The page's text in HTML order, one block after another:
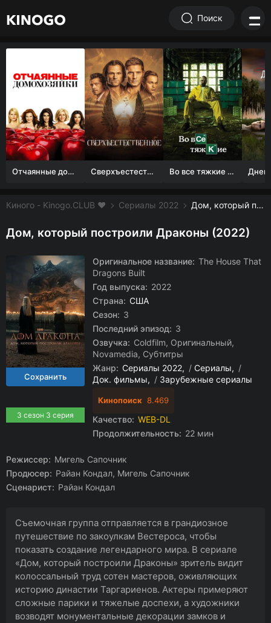
Поиск
Отчаянные домохозяйки (1 сезон) Сверхъестественное Во все тяжкие 1-5 сезон
Киного - Kinogo.CLUB ❤️ Сериалы 2022 Дом, который построили Драконы смотреть онлайн бесплатно
Дом, который построили Драконы (2022)
3 сезон 3 серия
Оригинальное название: The House That
Dragons Built
Год выпуска: 2022
Страна: США
Сезон: 3
Последний эпизод: 3
Озвучка: Coldfilm, Оригинальный,
Novamedia, Субтитры
Жанр: Сериалы 2022 / Сериалы
/
Док. фильмы
/ Зарубежные сериалы
Кинопоиск 8.469
Качество: WEB-DL
Продолжительность: 22 мин
Режиссер: Мигель Сапочник
Продюсер: Райан Кондал, Мигель Сапочник
Сценарист: Райан Кондал
Съемочная группа отправляется в грандиозное
путешествие по закоулкам Вестероса, чтобы
показать создание легендарного мира. В сериале
«Дом, который построили Драконы» зритель видит
колоссальный труд сотен мастеров, оживляющих
историю династии Таргариенов. Актеры примеряют
сложные парики и тяжелые доспехи, а художники
возводят монументальные декорации замков и